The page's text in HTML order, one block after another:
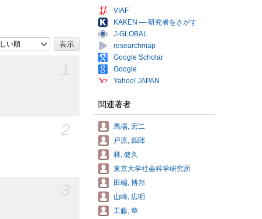
い順
2
VIAF
KAKEN — 研究者をさがす
J-GLOBAL
researchmap
Google Scholar
Google
Yahoo! JAPAN
関連著者
馬場, 宏二
戸原, 四郎
林, 健久
東京大学社会科学研究所
田端, 博邦
山崎, 広明
工藤, 章